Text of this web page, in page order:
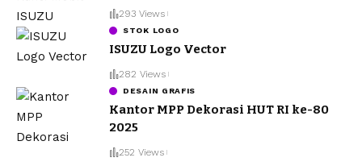
293 Views
STOK LOGO
ISUZU Logo Vector
282 Views
DESAIN GRAFIS
Kantor MPP Dekorasi HUT RI ke-80
2025
252 Views